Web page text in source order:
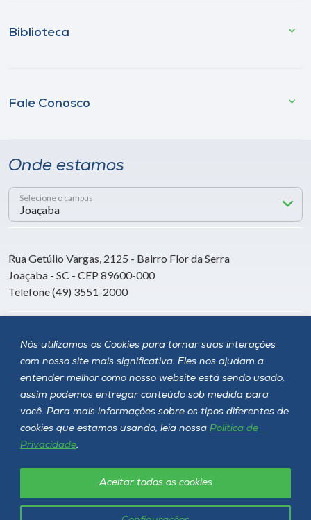
Nós utilizamos os Cookies para tornar suas interações
com nosso site mais significativa. Eles nos ajudam a
entender melhor como nosso website está sendo usado,
assim podemos entregar conteúdo sob medida para
você. Para mais informações sobre os tipos diferentes de
cookies que estamos usando, leia nossa Política de
Privacidade.
Aceitar todos os cookies
Biblioteca
Fale Conosco
Onde estamos
Selecione o campus
Rua Getúlio Vargas, 2125 - Bairro Flor da Serra
Joaçaba - SC - CEP 89600-000
Telefone (49) 3551-2000
Siga a Unoesc
Política de privacidade LGPD